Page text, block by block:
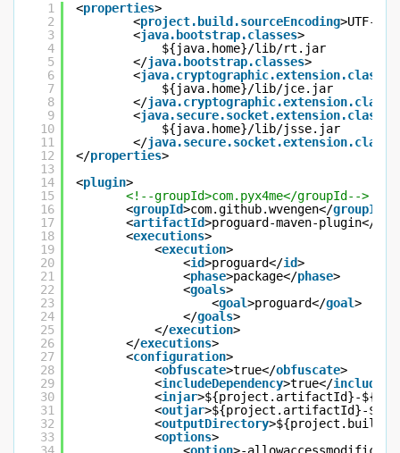
1
2
3
4
5
6
7
8
9
10
11
12
13
14
15
16
17
18
19
20
21
22
23
24
25
26
27
28
29
30
31
32
33
<properties>
<project.build.sourceEncoding>UTF-8</
<java.bootstrap.classes>
${java.home}/lib/rt.jar
</java.bootstrap.classes>
<java.cryptographic.extension.classes
${java.home}/lib/jce.jar
</
<java.secure.socket.extension.classes
${java.home}/lib/jsse.jar
</
</properties>
<plugin>
<!--groupId>com.pyx4me</groupId-->
<groupId>com.github.wvengen</groupId
<artifactId>proguard-maven-plugin</
<executions>
<execution>
<id>proguard</id>
<phase>package</phase>
<goals>
<goal>proguard</goal>
</goals>
</execution>
</executions>
<configuration>
<obfuscate>true</obfuscate>
<includeDependency>true</
<injar>${project.artifactId}-
<outjar>${project.artifactId}-
<outputDirectory
<options>